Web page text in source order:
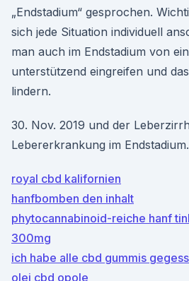
„Endstadium“ gesprochen.
sich jede Situation individuell
man auch im Endstadium von
unterstützend eingreifen und
lindern.
30. Nov. 2019 und der
Lebererkrankung im Endstadium.
royal cbd kalifornien
hanfbomben den inhalt
phytocannabinoid-reiche hanf
300mg
ich habe alle cbd gummis
olej cbd opole